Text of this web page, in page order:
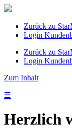
Zurück zu
Login
Zurück zu
Login
Zum Inhalt
☰
Herzlich